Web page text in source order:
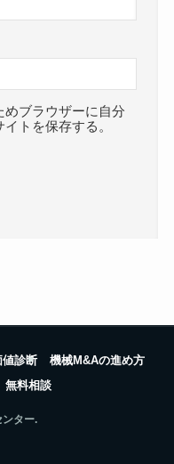
めブラウザーに自分
トを保存する。
値診断
機械M&Aの進め方
無料相談
ター.